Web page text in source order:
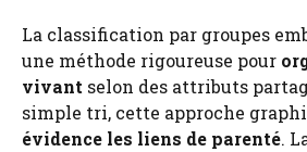
La classification par groupes
une méthode rigoureuse pour
vivant selon des attributs
simple tri, cette approche
évidence les liens de parenté.